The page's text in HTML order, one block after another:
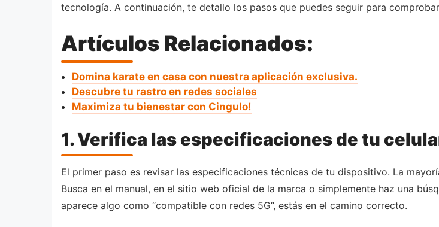
tecnología. A continuación, te detallo los pasos que puedes seguir para
Artículos Relacionados:
Domina karate en casa con nuestra aplicación exclusiva.
Descubre tu rastro en redes sociales
Maximiza tu bienestar con Cingulo!
1. Verifica las especificaciones de tu
El primer paso es revisar las especificaciones técnicas de tu dispositivo. La
Busca en el manual, en el sitio web oficial de la marca o simplemente haz una
aparece algo como “compatible con redes 5G”, estás en el camino correcto.